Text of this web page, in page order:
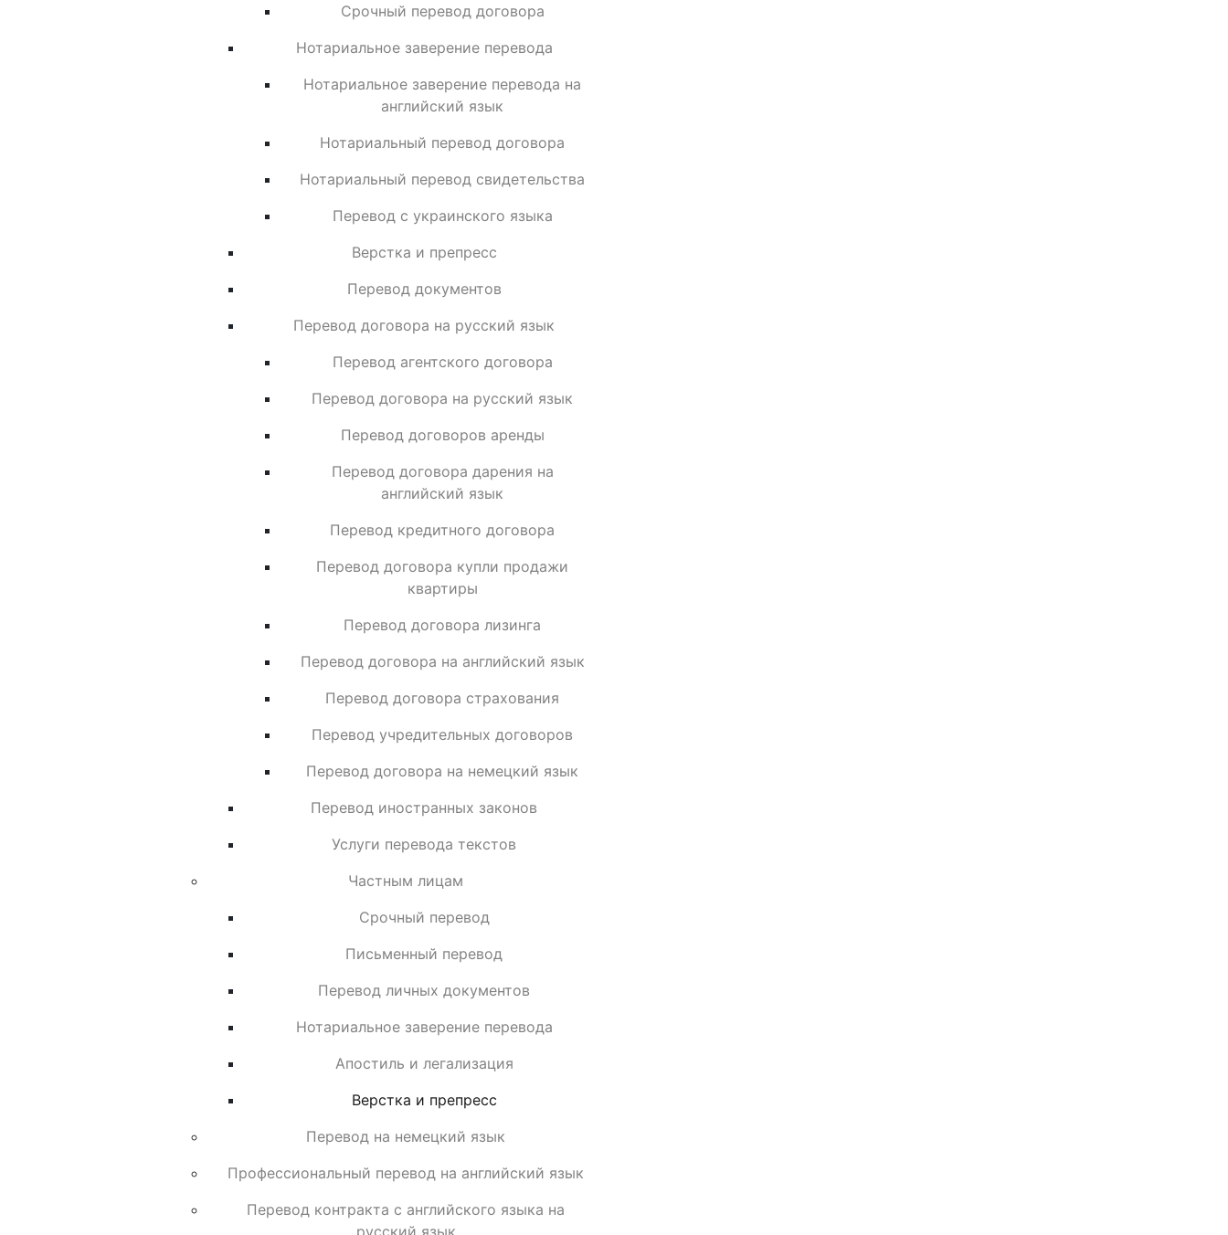
Срочный перевод договора
Нотариальное заверение перевода
Нотариальное заверение перевода на
английский язык
Нотариальный перевод договора
Нотариальный перевод свидетельства
Перевод с украинского языка
Верстка и препресс
Перевод документов
Перевод договора на русский язык
Перевод агентского договора
Перевод договора на русский язык
Перевод договоров аренды
Перевод договора дарения на
английский язык
Перевод кредитного договора
Перевод договора купли продажи
квартиры
Перевод договора лизинга
Перевод договора на английский язык
Перевод договора страхования
Перевод учредительных договоров
Перевод договора на немецкий язык
Перевод иностранных законов
Услуги перевода текстов
Частным лицам
Срочный перевод
Письменный перевод
Перевод личных документов
Нотариальное заверение перевода
Апостиль и легализация
Верстка и препресс
Перевод на немецкий язык
Профессиональный перевод на английский язык
Перевод контракта с английского языка на
русский язык